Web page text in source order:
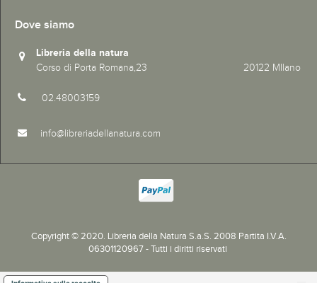
Dove siamo
Libreria della natura
Corso di Porta Romana,23 20122 MIlano
02.48003159
info@libreriadellanatura.com
Copyright © 2020. Libreria della Natura S.a.S. 2008 Partita I.V.A.
06301120967 - Tutti i diritti riservati